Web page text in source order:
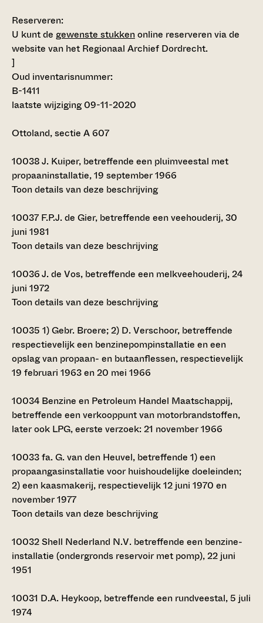
Reserveren:
U kunt de gewenste stukkenonline reserveren via de
website van het Regionaal Archief Dordrecht.
]
Oud inventarisnummer:
B-1411
laatste wijziging 09-11-2020
Ottoland, sectie A 607
10038J. Kuiper, betreffende een pluimveestal met
propaaninstallatie, 19 september 1966
Toon details van deze beschrijving
10037 F.P.J. de Gier, betreffende een veehouderij, 30
juni 1981
Toon details van deze beschrijving
10036J. de Vos, betreffende een melkveehouderij, 24
juni 1972
Toon details van deze beschrijving
10035 1) Gebr. Broere; 2) D. Verschoor, betreffende
respectievelijk een benzinepompinstallatie en een
opslag van propaan- en butaanflessen, respectievelijk
19 februari 1963 en 20 mei 1966
10034 Benzine en Petroleum Handel Maatschappij,
betreffende een verkooppunt van motorbrandstoffen,
later ook LPG, eerste verzoek: 21 november 1966
10033fa. G. van den Heuvel, betreffende 1) een
propaangasinstallatie voor huishoudelijke doeleinden;
2) een kaasmakerij, respectievelijk 12 juni 1970 en
november 1977
Toon details van deze beschrijving
10032Shell Nederland N.V. betreffende een benzine-
installatie (ondergronds reservoir met pomp), 22 juni
1951
10031 D.A. Heykoop, betreffende een rundveestal, 5 juli
1974